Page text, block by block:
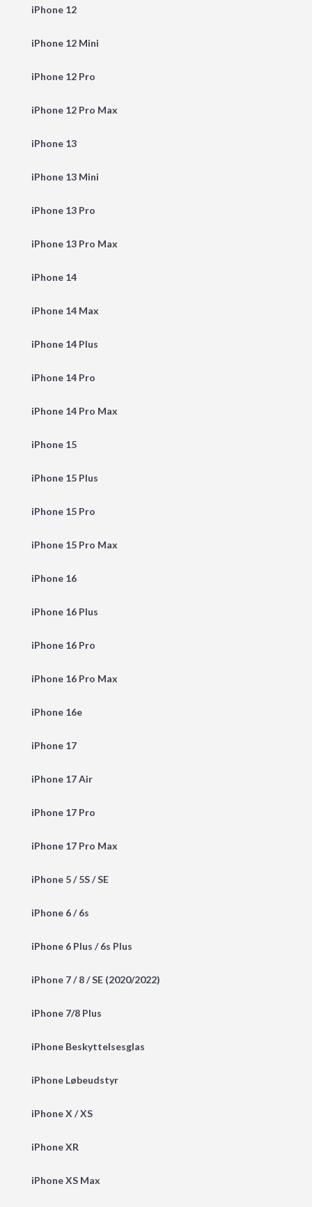
iPhone 12
iPhone 12 Mini
iPhone 12 Pro
iPhone 12 Pro Max
iPhone 13
iPhone 13 Mini
iPhone 13 Pro
iPhone 13 Pro Max
iPhone 14
iPhone 14 Max
iPhone 14 Plus
iPhone 14 Pro
iPhone 14 Pro Max
iPhone 15
iPhone 15 Plus
iPhone 15 Pro
iPhone 15 Pro Max
iPhone 16
iPhone 16 Plus
iPhone 16 Pro
iPhone 16 Pro Max
iPhone 16e
iPhone 17
iPhone 17 Air
iPhone 17 Pro
iPhone 17 Pro Max
iPhone 5 / 5S / SE
iPhone 6 / 6s
iPhone 6 Plus / 6s Plus
iPhone 7 / 8 / SE (2020/2022)
iPhone 7/8 Plus
iPhone Beskyttelsesglas
iPhone Løbeudstyr
iPhone X / XS
iPhone XR
iPhone XS Max